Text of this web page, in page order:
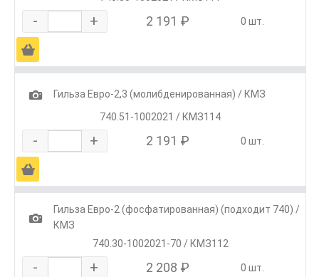
- + 2 191 ₽ 0 шт.
Ä
1
Гильза Евро-2,3 (молибденированная) / КМЗ
740.51-1002021 / КМЗ114
- + 2 191 ₽ 0 шт.
Ä
1
Гильза Евро-2 (фосфатированная) (подходит 740) /
КМЗ
740.30-1002021-70 / КМЗ112
- + 2 208 ₽ 0 шт.